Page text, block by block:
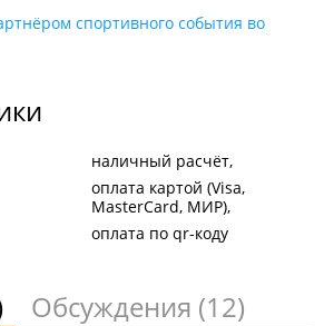
спортивного события во
наличный расчёт
оплата картой (Visa,
MasterCard, МИР)
оплата по qr-коду
Обсуждения (12)